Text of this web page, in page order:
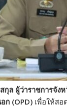
ล ผู้ว่าราชการจังห
ก (OPD) เพื่อให้ส